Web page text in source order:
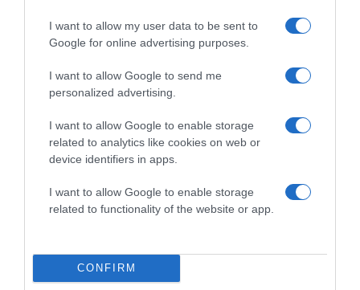
I want to allow my user data to be sent to
Google for online advertising purposes.
I want to allow Google to send me
personalized advertising.
I want to allow Google to enable storage
related to analytics like cookies on web or
device identifiers in apps.
I want to allow Google to enable storage
related to functionality of the website or app.
CONFIRM
2026-08-07.
Túlzott félelem a közös jövőtől – hogyan kerüld el egy új